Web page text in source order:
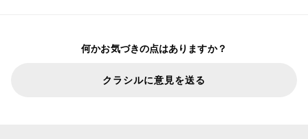
何かお気づきの点はありますか？
クラシルに意見を送る